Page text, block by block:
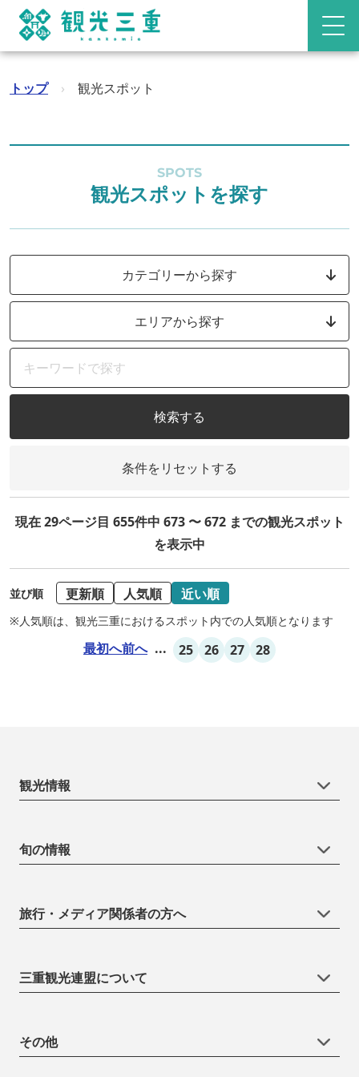
トップ › 観光スポット
SPOTS
観光スポットを探す
カテゴリーから探す
エリアから探す
検索する
条件をリセットする
現在 29ページ目 655件中 673 〜 672 までの観光スポット
を表示中
並び順 更新順 人気順 近い順
※人気順は、観光三重におけるスポット内での人気順となります
最初へ前へ ... 25 26 27 28
観光情報
旬の情報
旅行・メディア関係者の方へ
三重観光連盟について
その他